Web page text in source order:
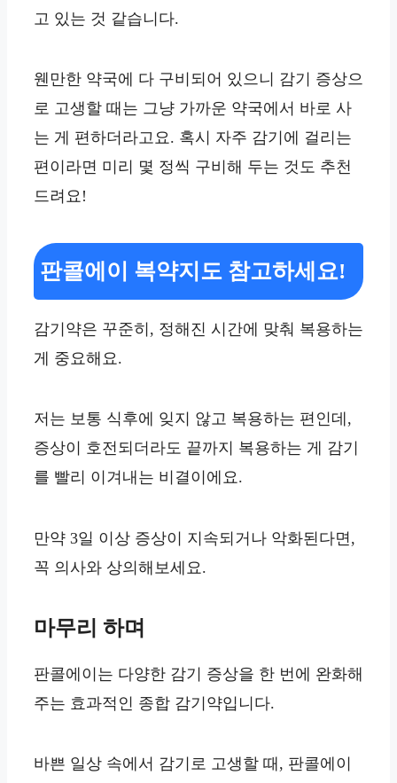
고 있는 것 같습니다.
웬만한 약국에 다 구비되어 있으니 감기 증상으
로 고생할 때는 그냥 가까운 약국에서 바로 사
는 게 편하더라고요. 혹시 자주 감기에 걸리는
편이라면 미리 몇 정씩 구비해 두는 것도 추천
드려요!
판콜에이 복약지도 참고하세요!
감기약은 꾸준히, 정해진 시간에 맞춰 복용하는
게 중요해요.
저는 보통 식후에 잊지 않고 복용하는 편인데,
증상이 호전되더라도 끝까지 복용하는 게 감기
를 빨리 이겨내는 비결이에요.
만약 3일 이상 증상이 지속되거나 악화된다면,
꼭 의사와 상의해보세요.
마무리 하며
판콜에이는 다양한 감기 증상을 한 번에 완화해
주는 효과적인 종합 감기약입니다.
바쁜 일상 속에서 감기로 고생할 때, 판콜에이